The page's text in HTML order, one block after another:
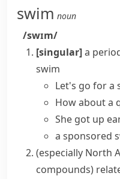
swim noun
/swɪm/
[singular]a
swim
Let's go for a
How about a
She got up
a sponsored
(especially North
compounds)